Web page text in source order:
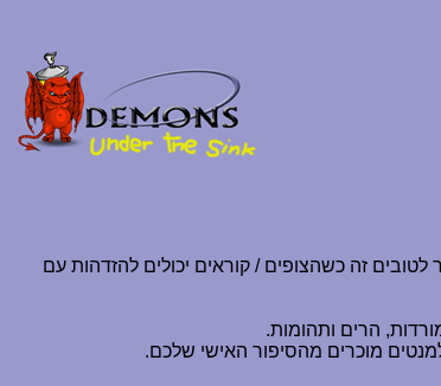
זה כשהצופים / קוראים יכולים להזדהות עם
הרים ותהומות.
מוכרים מהסיפור האישי שלכם.